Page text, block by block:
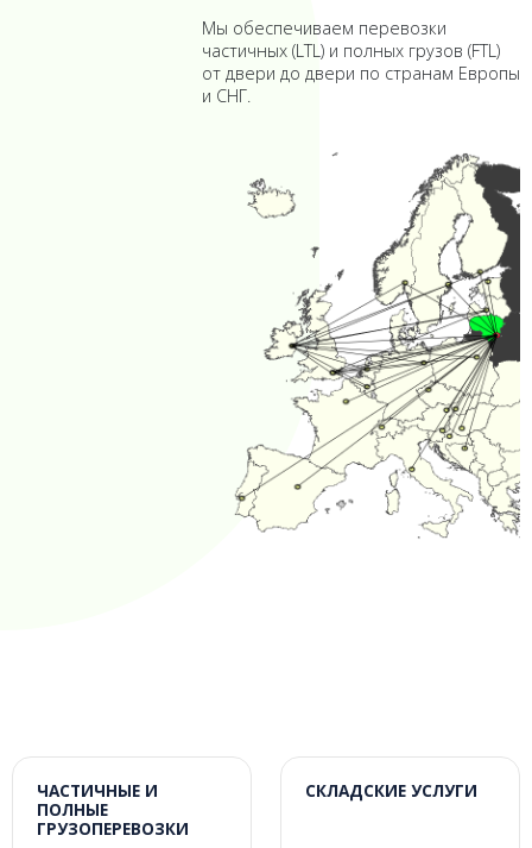
Мы обеспечиваем перевозки
частичных (LTL) и полных грузов (FTL)
от двери до двери по странам Европы
и СНГ.
ЧАСТИЧНЫЕ И
ПОЛНЫЕ
ГРУЗОПЕРЕВОЗКИ
СКЛАДСКИЕ УСЛУГИ